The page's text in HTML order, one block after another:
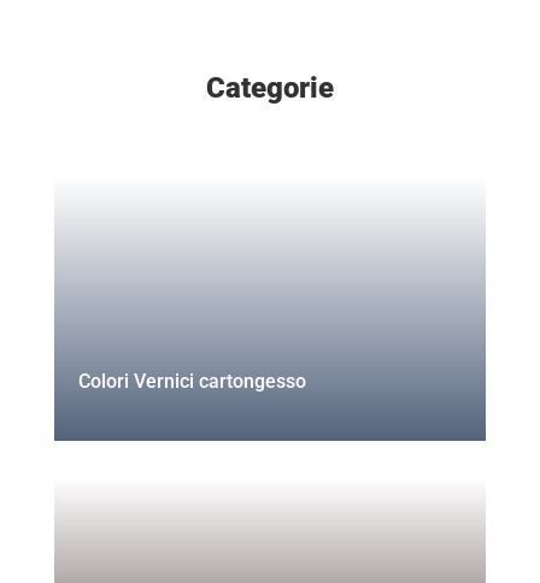
Categorie
Colori Vernici cartongesso